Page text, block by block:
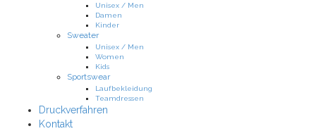
Unisex / Men
Damen
Kinder
Sweater
Unisex / Men
Women
Kids
Sportswear
Laufbekleidung
Teamdressen
Druckverfahren
Kontakt